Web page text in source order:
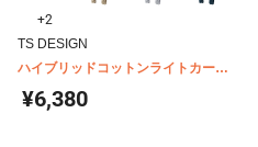
+2
TS DESIGN
ハイブリッドコットンライトカーゴ
パンツ 3604
¥6,380